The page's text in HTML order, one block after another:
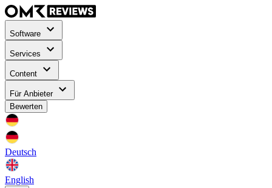
Software
Services
Content
Für Anbieter
Bewerten
Deutsch
English